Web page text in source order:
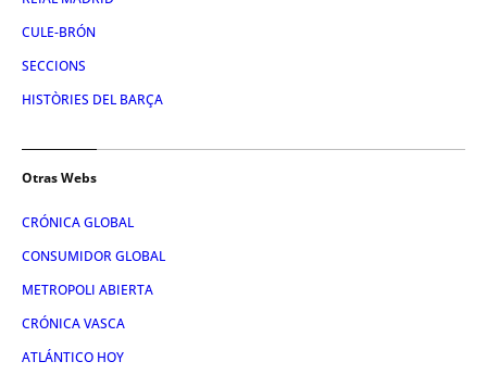
CULE-BRÓN
SECCIONS
HISTÒRIES DEL BARÇA
Otras Webs
CRÓNICA GLOBAL
CONSUMIDOR GLOBAL
METROPOLI ABIERTA
CRÓNICA VASCA
ATLÁNTICO HOY